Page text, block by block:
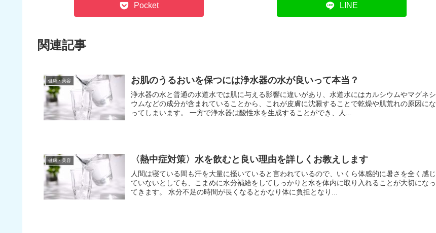
Pocket LINE
関連記事
健康・美容 お肌のうるおいを保つには浄水器の水が良いって本当？
浄水器の水と普通の水道水では肌に与える影響に違いがあり、水道水にはカルシウムやマグネシ
ウムなどの成分が含まれていることから、これが皮膚に沈澱することで乾燥や肌荒れの原因にな
ってしまいます。 一方で浄水器は酸性水を生成することができ、人...
健康・美容 〈熱中症対策〉水を飲むと良い理由を詳しくお教えします
人間は寝ている間も汗を大量に掻いていると言われているので、いくら体感的に暑さを全く感じ
ていないとしても、こまめに水分補給をしてしっかりと水を体内に取り入れることが大切になっ
てきます。 水分不足の時間が長くなるとかなり体に負担となり...